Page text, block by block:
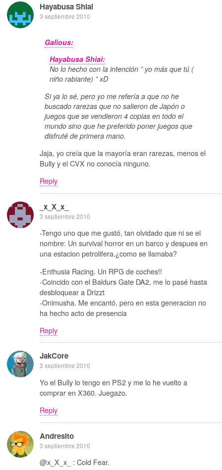
Hayabusa Shiai
3 septiembre 2010
Galious:
Hayabusa Shiai:
No lo hecho con la intención ” yo más que tú (
niño rabiante) ” xD
Si ya lo sé, pero yo me refería a que no he
buscado rarezas que no salieron de Japón o
juegos que se vendieron 4 copias en todo el
mundo sino que he preferido poner juegos que
disfruté de primera mano.
Jaja, yo creía que la mayoría eran rarezas, menos el
Bully y el CVX no conocía ninguno.
Reply
_x_X_x_
3 septiembre 2010
-Tengo uno que me gustó, tan olvidado que ni se el
nombre: Un survival horror en un barco y despues en
una estacion petrolifera.¿como se llamaba?
-Enthusia Racing. Un RPG de coches!!
-Coincido con el Baldurs Gate DA2, me lo pasé hasta
desbloquear a Drizzt
-Onimusha. Me encantó, pero en esta generacion no
ha hecho acto de presencia
Reply
JakCore
3 septiembre 2010
Yo el Bully lo tengo en PS2 y me lo he vuelto a
comprar en X360. Juegazo.
Reply
Andresito
3 septiembre 2010
@x_X_x_ : Cold Fear.